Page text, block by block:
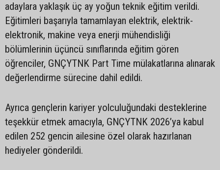
adaylara yaklaşık üç ay yoğun teknik eğitim verildi.
Eğitimleri başarıyla tamamlayan elektrik, elektrik-
elektronik, makine veya enerji mühendisliği
bölümlerinin üçüncü sınıflarında eğitim gören
öğrenciler, GNÇYTNK Part Time mülakatlarına alınarak
değerlendirme sürecine dahil edildi.
Ayrıca gençlerin kariyer yolculuğundaki desteklerine
teşekkür etmek amacıyla, GNÇYTNK 2026’ya kabul
edilen 252 gencin ailesine özel olarak hazırlanan
hediyeler gönderildi.